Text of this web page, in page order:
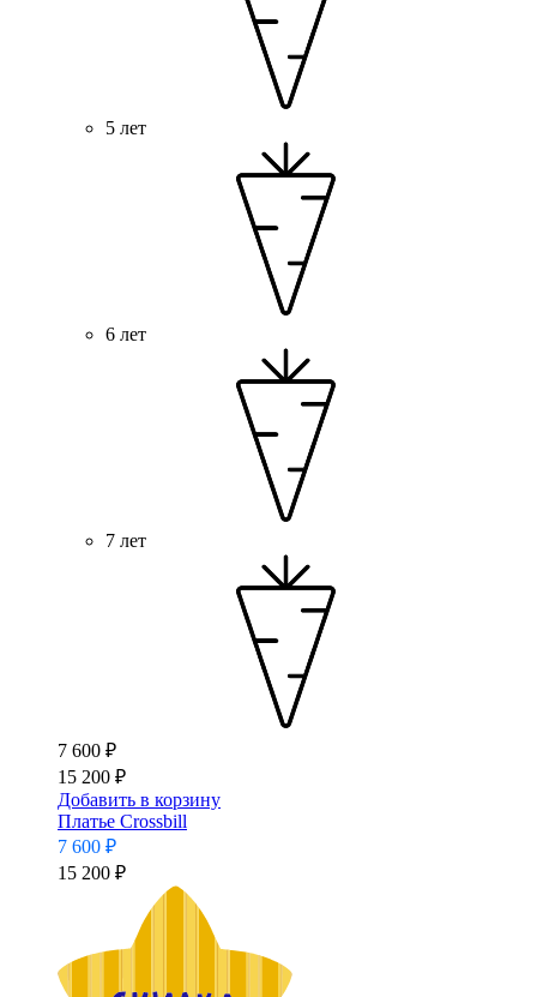
5 лет
6 лет
7 лет
7 600 ₽
15 200 ₽
Добавить в корзину
Платье Crossbill
7 600 ₽
15 200 ₽